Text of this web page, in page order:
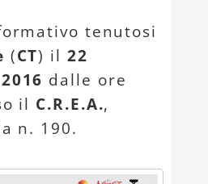
tenutosi
(CT) il 22
dalle ore
il C.R.E.A.,
n. 190.